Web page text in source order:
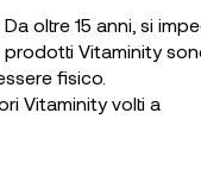
. Da oltre 15 anni, si
I prodotti Vitaminity
fisico.
Vitaminity volti a